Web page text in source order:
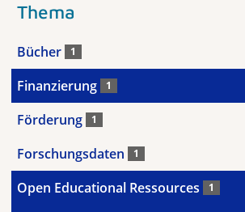
Thema
Bücher 1
Finanzierung 1
Förderung 1
Forschungsdaten 1
Open Educational Ressources 1